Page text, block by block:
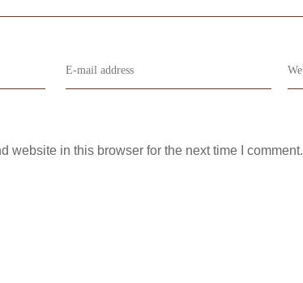
website in this browser for the next time I comment.